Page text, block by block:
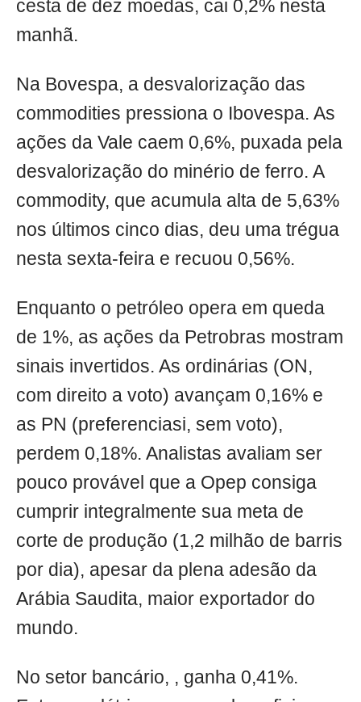
cesta de dez moedas, cai 0,2% nesta
manhã.
Na Bovespa, a desvalorização das
commodities pressiona o Ibovespa. As
ações da Vale caem 0,6%, puxada pela
desvalorização do minério de ferro. A
commodity, que acumula alta de 5,63%
nos últimos cinco dias, deu uma trégua
nesta sexta-feira e recuou 0,56%.
Enquanto o petróleo opera em queda
de 1%, as ações da Petrobras mostram
sinais invertidos. As ordinárias (ON,
com direito a voto) avançam 0,16% e
as PN (preferenciasi, sem voto),
perdem 0,18%. Analistas avaliam ser
pouco provável que a Opep consiga
cumprir integralmente sua meta de
corte de produção (1,2 milhão de barris
por dia), apesar da plena adesão da
Arábia Saudita, maior exportador do
mundo.
No setor bancário, , ganha 0,41%.